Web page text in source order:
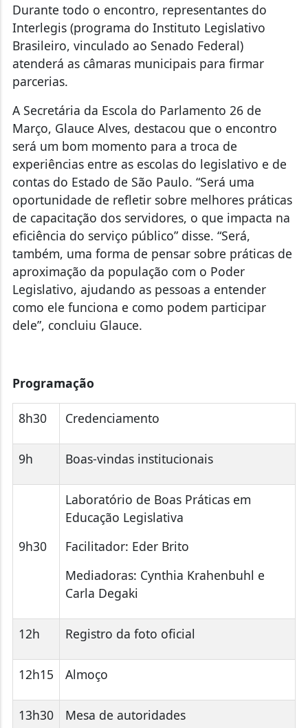
Durante todo o encontro, representantes do
Interlegis (programa do Instituto Legislativo
Brasileiro, vinculado ao Senado Federal)
atenderá as câmaras municipais para firmar
parcerias.
A Secretária da Escola do Parlamento 26 de
Março, Glauce Alves, destacou que o encontro
será um bom momento para a troca de
experiências entre as escolas do legislativo e de
contas do Estado de São Paulo. “Será uma
oportunidade de refletir sobre melhores práticas
de capacitação dos servidores, o que impacta na
eficiência do serviço público” disse. “Será,
também, uma forma de pensar sobre práticas de
aproximação da população com o Poder
Legislativo, ajudando as pessoas a entender
como ele funciona e como podem participar
dele”, concluiu Glauce.
Programação
8h30 Credenciamento
9h Boas-vindas institucionais
9h30
Laboratório de Boas Práticas em
Educação Legislativa
Facilitador: Eder Brito
Mediadoras: Cynthia Krahenbuhl e
Carla Degaki
12h Registro da foto oficial
12h15 Almoço
13h30 Mesa de autoridades